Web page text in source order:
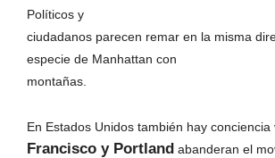
Políticos y
ciudadanos parecen remar en la misma
especie de Manhattan con
montañas.
En Estados Unidos también hay conciencia
Francisco y Portland abanderan el